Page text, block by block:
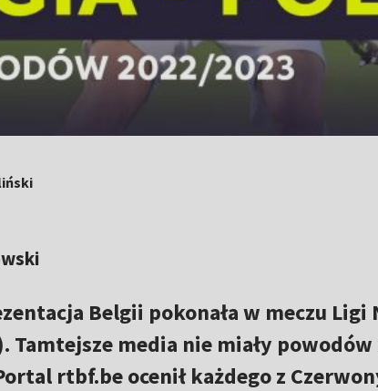
Belgii pokonała w meczu Ligi
Tamtejsze media nie miały
rtbf.be ocenił każdego z